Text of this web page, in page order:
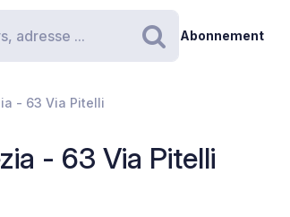
Rechercher
Abonnement
- 63 Via Pitelli
- 63 Via Pitelli